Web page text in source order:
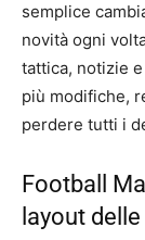
semplice
novità ogni
tattica, notizie
più modifiche,
perdere tutti i
Football
layout